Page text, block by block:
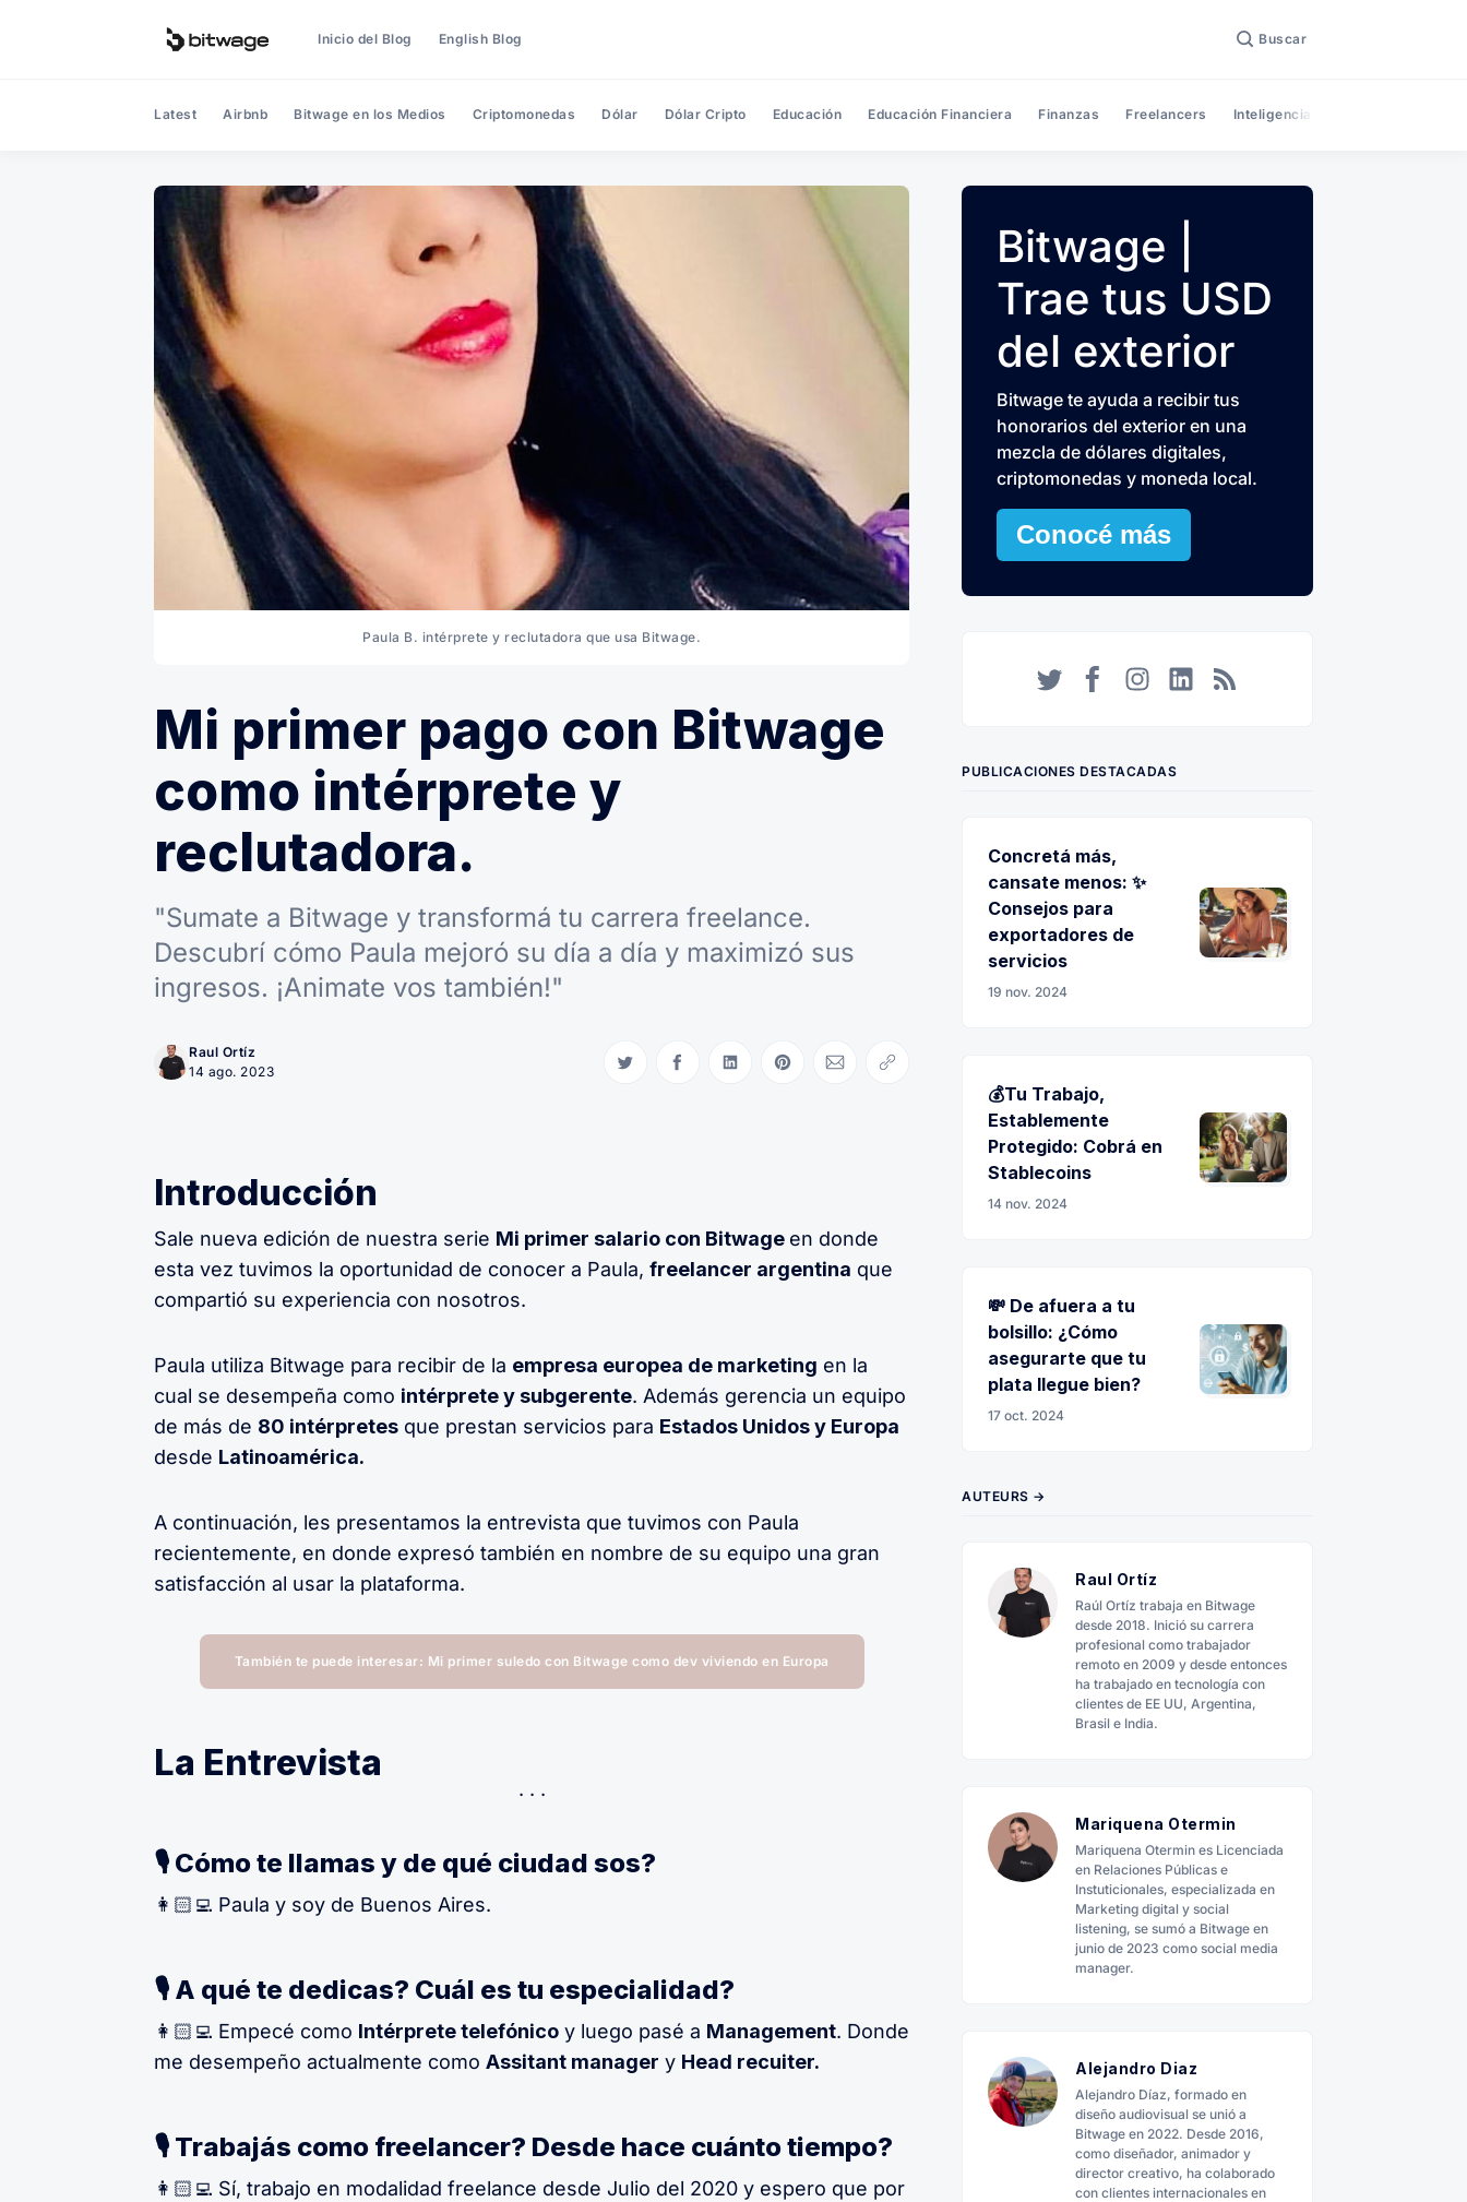
Inicio del Blog English Blog Buscar
Latest Airbnb Bitwage en los Medios Criptomonedas Dólar Dólar Cripto Educación Educación Financiera Finanzas Freelancers Inteligencia Artificial
Paula B. intérprete y reclutadora que usa Bitwage.
Mi primer pago con Bitwage
como intérprete y
reclutadora.
"Sumate a Bitwage y transformá tu carrera freelance.
Descubrí cómo Paula mejoró su día a día y maximizó sus
ingresos. ¡Animate vos también!"
Raul Ortíz
14 ago. 2023
Compartir en Twitter
Compartir en Facebook
Compartir en LinkedIn
Compartir en Pinterest
Compartir via Email
Copiar link
Introducción
Sale nueva edición de nuestra serie Mi primer salario con Bitwage en donde
esta vez tuvimos la oportunidad de conocer a Paula, freelancer argentina que
compartió su experiencia con nosotros.
Paula utiliza Bitwage para recibir de la empresa europea de marketing en la
cual se desempeña como intérprete y subgerente. Además gerencia un equipo
de más de 80 intérpretes que prestan servicios para Estados Unidos y Europa
desde Latinoamérica.
A continuación, les presentamos la entrevista que tuvimos con Paula
recientemente, en donde expresó también en nombre de su equipo una gran
satisfacción al usar la plataforma.
También te puede interesar: Mi primer suledo con Bitwage como dev viviendo en Europa
La Entrevista
🎙 Cómo te llamas y de qué ciudad sos?
👩🏻‍💻 Paula y soy de Buenos Aires.
🎙 A qué te dedicas? Cuál es tu especialidad?
👩🏻‍💻 Empecé como Intérprete telefónico y luego pasé a Management. Donde
me desempeño actualmente como Assitant manager y Head recuiter.
🎙 Trabajás como freelancer? Desde hace cuánto tiempo?
👩🏻‍💻 Sí, trabajo en modalidad freelance desde Julio del 2020 y espero que por
Bitwage |
Trae tus USD
del exterior
Bitwage te ayuda a recibir tus
honorarios del exterior en una
mezcla de dólares digitales,
criptomonedas y moneda local.
Conocé más
PUBLICACIONES DESTACADAS
Concretá más,
cansate menos: ✨
Consejos para
exportadores de
servicios
19 nov. 2024
💰Tu Trabajo,
Establemente
Protegido: Cobrá en
Stablecoins
14 nov. 2024
💸 De afuera a tu
bolsillo: ¿Cómo
asegurarte que tu
plata llegue bien?
17 oct. 2024
AUTEURS →
Raul Ortíz
Raúl Ortíz trabaja en Bitwage
desde 2018. Inició su carrera
profesional como trabajador
remoto en 2009 y desde entonces
ha trabajado en tecnología con
clientes de EE UU, Argentina,
Brasil e India.
Mariquena Otermin
Mariquena Otermin es Licenciada
en Relaciones Públicas e
Instuticionales, especializada en
Marketing digital y social
listening, se sumó a Bitwage en
junio de 2023 como social media
manager.
Alejandro Diaz
Alejandro Díaz, formado en
diseño audiovisual se unió a
Bitwage en 2022. Desde 2016,
como diseñador, animador y
director creativo, ha colaborado
con clientes internacionales en